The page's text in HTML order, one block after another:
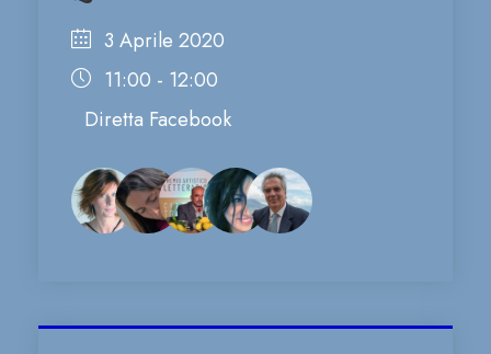
3 Aprile 2020
11:00 - 12:00
Diretta Facebook